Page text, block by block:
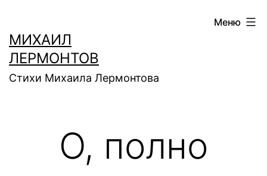
содержимому
МИХАИЛ
ЛЕРМОНТОВ
Стихи Михаила Лермонтова
Меню
О, полно